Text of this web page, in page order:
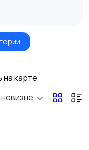
аудио, видео
на карте